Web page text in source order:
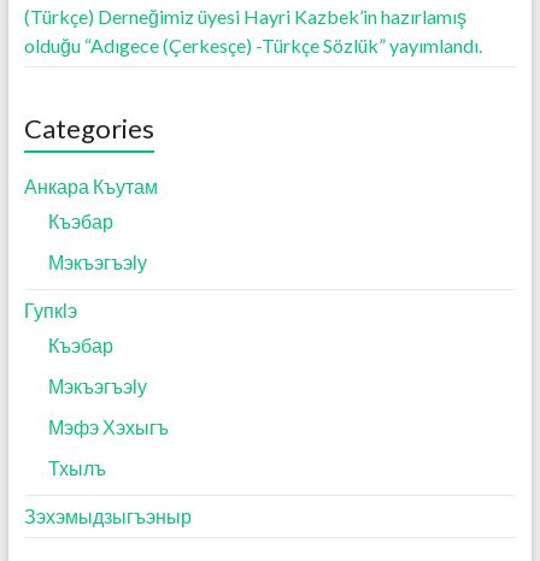
(Türkçe) Derneğimiz üyesi Hayri Kazbek’in hazırlamış
olduğu “Adıgece (Çerkesçe) -Türkçe Sözlük” yayımlandı.
Categories
Анкара Къутам
Къэбар
Мэкъэгъэӏу
Гупкӏэ
Къэбар
Мэкъэгъэӏу
Мэфэ Хэхыгъ
Тхылъ
Зэхэмыдзыгъэныр